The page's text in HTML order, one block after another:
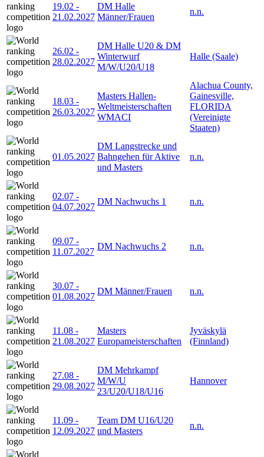
19.02 -
21.02.2027
DM Halle
Männer/Frauen
n.n.
26.02 -
28.02.2027
DM Halle U20 & DM
Winterwurf
M/W/U20/U18
Halle (Saale)
18.03 -
26.03.2027
Masters Hallen-
Weltmeisterschaften
WMACI
Alachua County,
Gainesville,
FLORIDA
(Vereinigte
Staaten)
01.05.2027
DM Langstrecke und
Bahngehen für Aktive
und Masters
n.n.
02.07 -
04.07.2027
DM Nachwuchs 1 n.n.
09.07 -
11.07.2027
DM Nachwuchs 2 n.n.
30.07 -
01.08.2027
DM Männer/Frauen n.n.
11.08 -
21.08.2027
Masters
Europameisterschaften
Jyväskylä
(Finnland)
27.08 -
29.08.2027
DM Mehrkampf
M/W/U
23/U20/U18/U16
Hannover
11.09 -
12.09.2027
Team DM U16/U20
und Masters
n.n.